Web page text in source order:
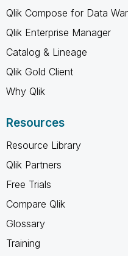
Qlik Compose for Data
Qlik Enterprise Manager
Catalog & Lineage
Qlik Gold Client
Why Qlik
Resources
Resource Library
Qlik Partners
Free Trials
Compare Qlik
Glossary
Training